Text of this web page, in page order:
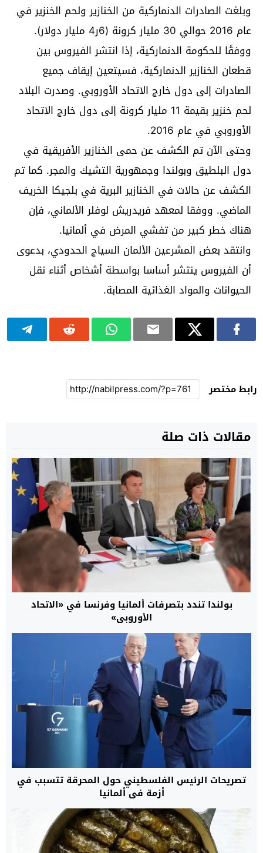
وبلغت الصادرات الدنماركية من الخنازير ولحم الخنزير في
عام 2016 حوالي 30 مليار كرونة (6ر4 مليار دولار).
ووفقًا للحكومة الدنماركية، إذا انتشر الفيروس بين
قطعان الخنازير الدنماركية، فسيتعين إيقاف جميع
الصادرات إلى دول خارج الاتحاد الأوروبي. وصدرت البلاد
لحم خنزير بقيمة 11 مليار كرونة إلى دول خارج الاتحاد
الأوروبي في عام 2016.
وحتى الآن تم الكشف عن حمى الخنازير الأفريقية في
دول البلطيق وبولندا وجمهورية التشيك والمجر. كما تم
الكشف عن حالات في الخنازير البرية في بلجيكا الخريف
الماضي. ووفقا لمعهد فريدريش لوفلر الألماني، فإن
هناك خطر كبير من تفشي المرض في ألمانيا.
وانتقد بعض المشرعين الألمان السياج الحدودي، بدعوى
أن الفيروس ينتشر أساسا بواسطة أشخاص أثناء نقل
الحيوانات والمواد الغذائية المصابة.
رابط مختصر
مقالات ذات صلة
بولندا تندد بتصرفات ألمانيا وفرنسا في «الاتحاد
الأوروبي»
تصريحات الرئيس الفلسطيني حول المحرقة تتسبب في
أزمة في ألمانيا